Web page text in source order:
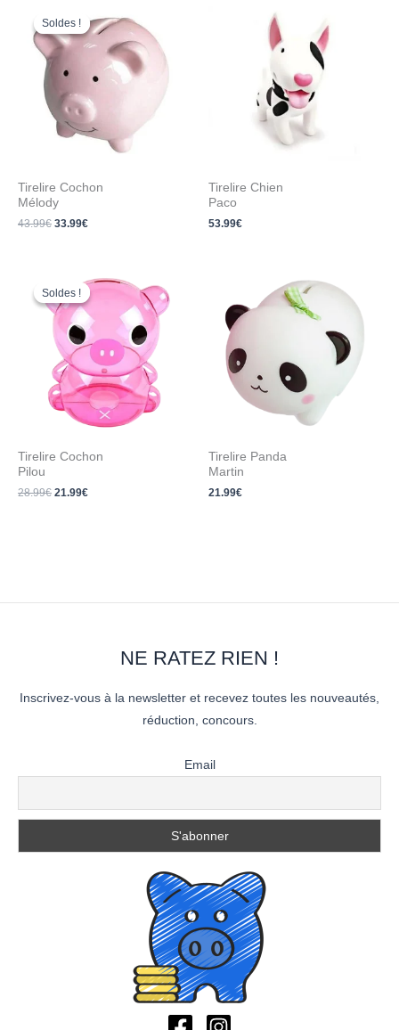
Soldes !
Soldes !
Tirelire Cochon
Mélody
43.99€
prix
initial
était :
33.99€
prix
actuel
est :
33.99€.
Tirelire Chien
Paco
53.99€
Soldes !
Soldes !
Tirelire Cochon
Pilou
28.99€
prix
initial
était :
28.99€.
21.99€
prix
actuel
est :
21.99€.
Tirelire Panda
Martin
21.99€
NE RATEZ RIEN !
Inscrivez-vous à la newsletter et recevez toutes les nouveautés,
réduction, concours.
Email